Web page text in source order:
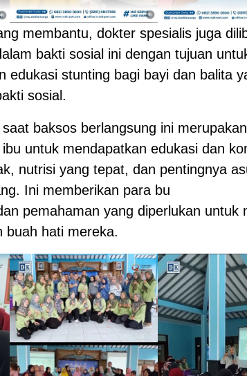
membantu, dokter spesialis juga
bakti sosial ini dengan tujuan
edukasi stunting bagi bayi dan balita
sosial.
baksos berlangsung ini merupakan
untuk mendapatkan edukasi dan
nutrisi yang tepat, dan pentingnya
Ini memberikan para bu
pemahaman yang diperlukan untuk
buah hati mereka.